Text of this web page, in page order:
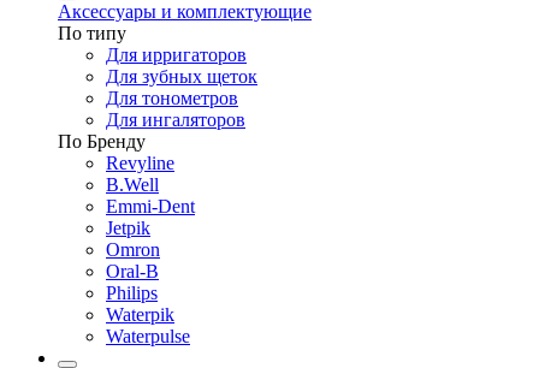
Аксессуары и комплектующие
По типу
Для ирригаторов
Для зубных щеток
Для тонометров
Для ингаляторов
По Бренду
Revyline
B.Well
Emmi-Dent
Jetpik
Omron
Oral-B
Philips
Waterpik
Waterpulse